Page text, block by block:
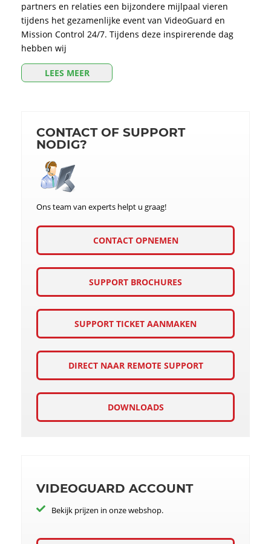
partners en relaties een bijzondere mijlpaal vieren
tijdens het gezamenlijke event van VideoGuard en
Mission Control 24/7. Tijdens deze inspirerende dag
hebben wij
LEES MEER
CONTACT OF SUPPORT
NODIG?
Ons team van experts helpt u graag!
CONTACT OPNEMEN
SUPPORT BROCHURES
SUPPORT TICKET AANMAKEN
DIRECT NAAR REMOTE SUPPORT
DOWNLOADS
VIDEOGUARD ACCOUNT
Bekijk prijzen in onze webshop.